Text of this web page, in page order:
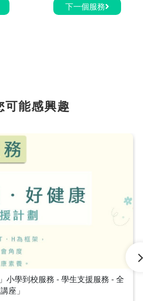
下一個服務
可能感興趣
小學到校服務 - 學生支援服務 - 全
座」